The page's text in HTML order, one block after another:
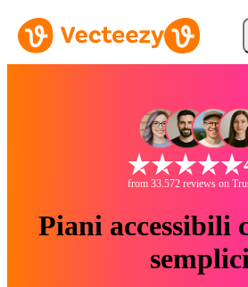
from 33.572 reviews on
Piani accessibili